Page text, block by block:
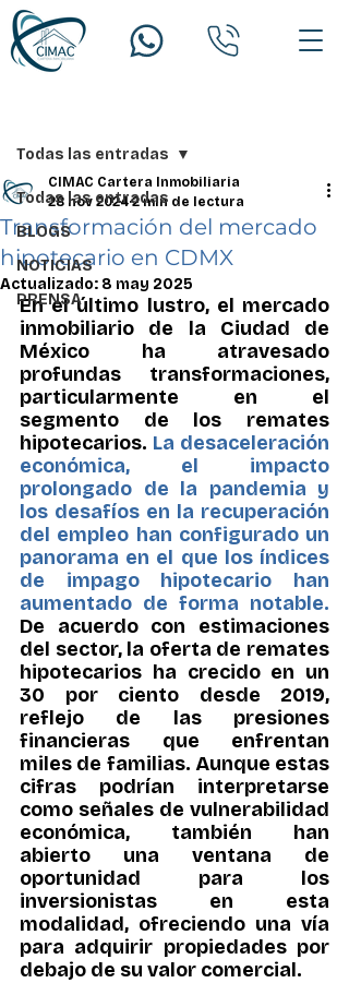
Todas las entradas
BLOGS
NOTICIAS
PRENSA
Todas las entradas
Transformación del mercado
hipotecario en CDMX
CIMAC Cartera Inmobiliaria
28 nov 2024 2 min de lectura
Actualizado: 8 may 2025
En el último lustro, el mercado
inmobiliario de la Ciudad de
México ha atravesado
profundas transformaciones,
particularmente en el
segmento de los remates
hipotecarios. La desaceleración
económica, el impacto
prolongado de la pandemia y
los desafíos en la recuperación
del empleo han configurado un
panorama en el que los índices
de impago hipotecario han
aumentado de forma notable.
De acuerdo con estimaciones
del sector, la oferta de remates
hipotecarios ha crecido en un
30 por ciento desde 2019,
reflejo de las presiones
financieras que enfrentan
miles de familias. Aunque estas
cifras podrían interpretarse
como señales de vulnerabilidad
económica, también han
abierto una ventana de
oportunidad para los
inversionistas en esta
modalidad, ofreciendo una vía
para adquirir propiedades por
debajo de su valor comercial.